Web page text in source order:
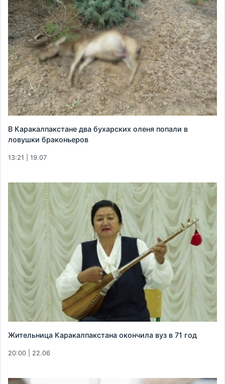
В Каракалпакстане два бухарских оленя попали в
ловушки браконьеров
13:21 | 19.07
Жительница Каракалпакстана окончила вуз в 71 год
20:00 | 22.06